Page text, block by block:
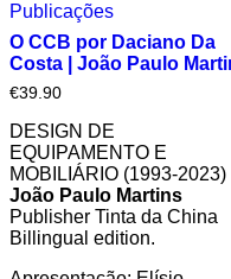
Publicações
O CCB por Daciano Da
Costa | João Paulo
€39.90
DESIGN DE
EQUIPAMENTO E
MOBILIÁRIO (1993-2023)
João Paulo Martins
Publisher Tinta da China
Billingual edition.